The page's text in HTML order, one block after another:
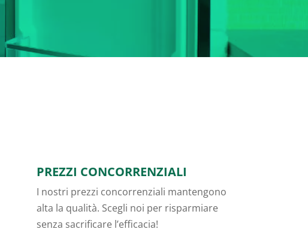
PREZZI CONCORRENZIALI
I nostri prezzi concorrenziali mantengono
alta la qualità. Scegli noi per risparmiare
senza sacrificare l’efficacia!